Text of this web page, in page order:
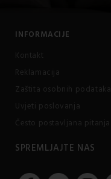
INFORMACIJE
Kontakt
Reklamacija
Zaštita osobnih podataka
Uvjeti poslovanja
Često postavljana pitanja
SPREMLJAJTE NAS